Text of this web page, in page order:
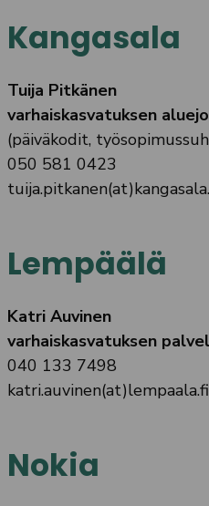
menu
menu
Kangasala
Tuija Pitkänen
varhaiskasvatuksen
(päiväkodit,
050 581 0423
Lempäälä
Katri Auvinen
varhaiskasvatuksen
040 133 7498
katri.auvinen(at)lempaala.fi
Nokia